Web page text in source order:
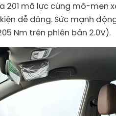
mã lực cùng mô-men
dễ dàng. Sức mạnh
Nm trên phiên bản 2.0V).